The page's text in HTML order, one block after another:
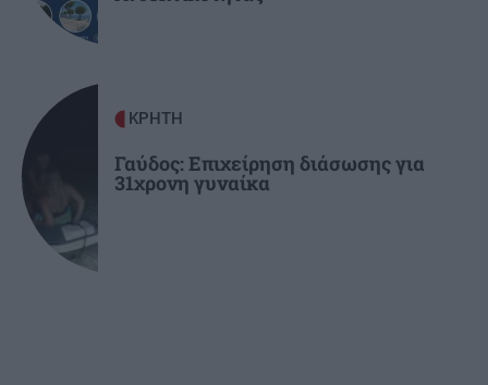
ΚΡΗΤΗ
Γαύδος: Επιχείρηση διάσωσης για
31χρονη γυναίκα